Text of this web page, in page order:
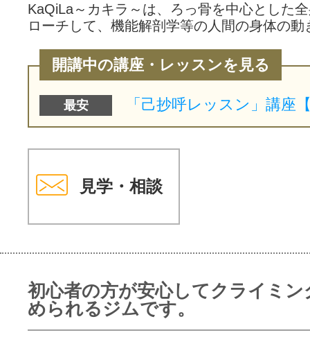
KaQiLa～カキラ～は、ろっ骨を中心とした
ローチして、機能解剖学等の人間の身体の
開講中の講座・レッスンを見る
最安
見学・相談
初心者の方が安心してクライミン
められるジムです。